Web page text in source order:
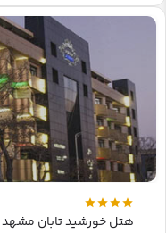
هتل خورشید تابان مشهد